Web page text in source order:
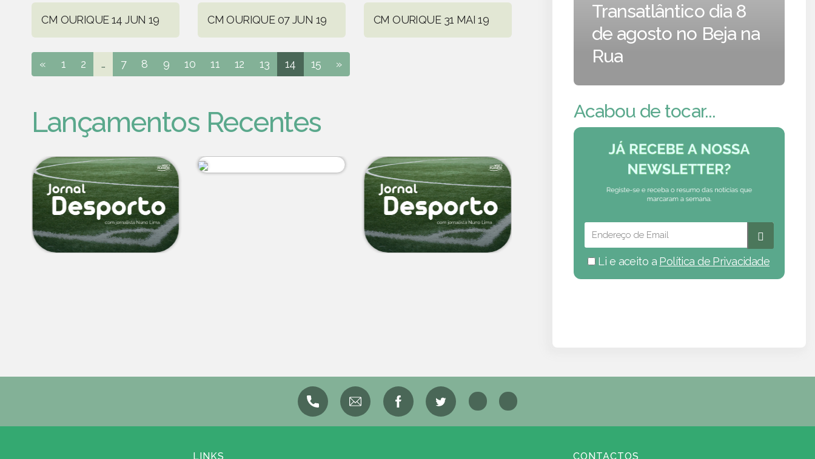
CM OURIQUE 14 JUN 19 CM OURIQUE 07 JUN 19 CM OURIQUE 31 MAI 19
« 1 2 ... 7 8 9 10 11 12 13 14 15 »
Lançamentos Recentes
Transatlântico dia 8
de agosto no Beja na
Rua
Acabou de tocar...
Li e aceito a Política de Privacidade
LINKS CONTACTOS